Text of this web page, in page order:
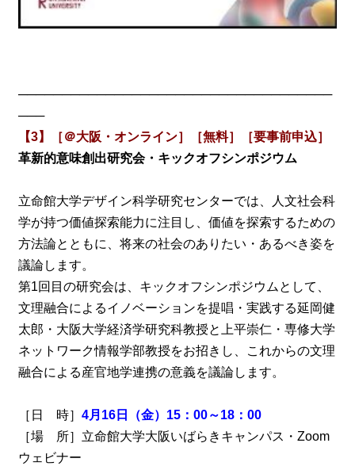
────────────────────────────────────
───
【3】［＠大阪・オンライン］［無料］［要事前申込］
革新的意味創出研究会・キックオフシンポジウム
立命館大学デザイン科学研究センターでは、人文社会科
学が持つ価値探索能力に注目し、価値を探索するための
方法論とともに、将来の社会のありたい・あるべき姿を
議論します。
第1回目の研究会は、キックオフシンポジウムとして、
文理融合によるイノベーションを提唱・実践する延岡健
太郎・大阪大学経済学研究科教授と上平崇仁・専修大学
ネットワーク情報学部教授をお招きし、これからの文理
融合による産官地学連携の意義を議論します。
［日 時］ 4月16日（金）15：00～18：00
［場 所］立命館大学大阪いばらきキャンパス・Zoom
ウェビナー